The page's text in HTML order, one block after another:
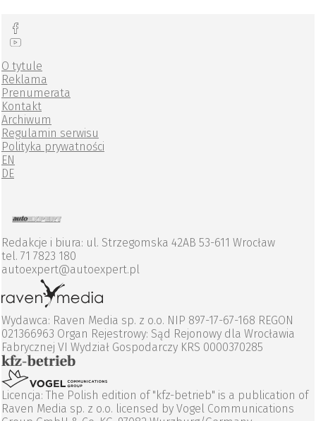
O tytule
Reklama
Prenumerata
Kontakt
Archiwum
Regulamin serwisu
Polityka prywatności
EN
DE
Redakcje i biura: ul. Strzegomska 42AB 53-611 Wrocław
tel. 71 7823 180
autoexpert@autoexpert.pl
Wydawca: Raven Media sp. z o.o. NIP 897-17-67-168 REGON
021366963 Organ Rejestrowy: Sąd Rejonowy dla Wrocławia
Fabrycznej VI Wydział Gospodarczy KRS 0000370285
Licencja: The Polish edition of "kfz-betrieb" is a publication of
Raven Media sp. z o.o. licensed by Vogel Communications